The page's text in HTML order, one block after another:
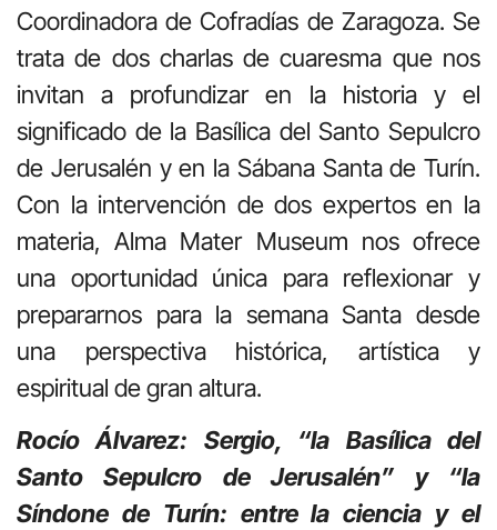
Coordinadora de Cofradías de Zaragoza. Se
trata de dos charlas de cuaresma que nos
invitan a profundizar en la historia y el
significado de la Basílica del Santo Sepulcro
de Jerusalén y en la Sábana Santa de Turín.
Con la intervención de dos expertos en la
materia, Alma Mater Museum nos ofrece
una oportunidad única para reflexionar y
prepararnos para la semana Santa desde
una perspectiva histórica, artística y
espiritual de gran altura.
Rocío Álvarez: Sergio, “la Basílica del
Santo Sepulcro de Jerusalén” y “la
Síndone de Turín: entre la ciencia y el